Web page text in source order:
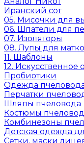
Иранский сот
05. Мисочки для
06. Шпатели для
07. Изоляторы
08. Лупы для
11. Шаблоны
12.
Пробиотики
Одежда
Перчатки
Шляпы пчеловода
Костюмы
Комбинезоны
Детская одежда
Сетки, маски